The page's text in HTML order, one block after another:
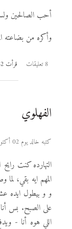
أحب الصالحين
وأكره من بضاعته
8 تعليقات قرأت 2532 مرة
الفهلوي
كتبه خالد يوم 02 أكتوبر 2006
التهارده كنت
المهم ايه بقي،
و و بيطول ايده
على الصبح. بس
اللي هوه أنا -